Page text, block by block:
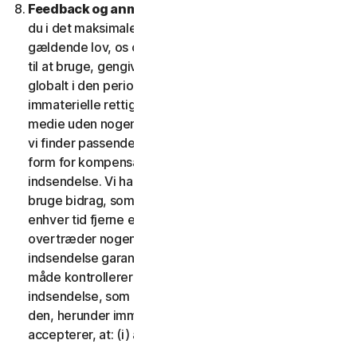
Feedback og anmeldelser.
du i det maksimale omfang, der er tilladt i henhold til
gældende lov, os og vores datterselskaber tilladelse
til at bruge, gengive, kopiere og oversætte dit indlæg
globalt i den periode, indlæggene er beskyttet af
immaterielle rettigheder, i enhver form og på ethvert
medie uden nogen begrænsning på nogen måde, som
vi finder passende. Der vil ikke blive udbetalt nogen
form for kompensation i forbindelse med brug af din
indsendelse. Vi har ingen forpligtelse til at sende og
bruge bidrag, som du måtte indsende, og vi kan frit til
enhver tid fjerne ethvert bidrag, særligt hvis det
overtræder nogen af disse vilkår. Ved at levere en
indsendelse garanterer du, at du ejer eller på anden
måde kontrollerer alle rettighederne til din
indsendelse, som er nødvendige for, at du kan sende
den, herunder immaterielle rettigheder. Du
accepterer, at: (i) alt indhold i dine indlæg skal være